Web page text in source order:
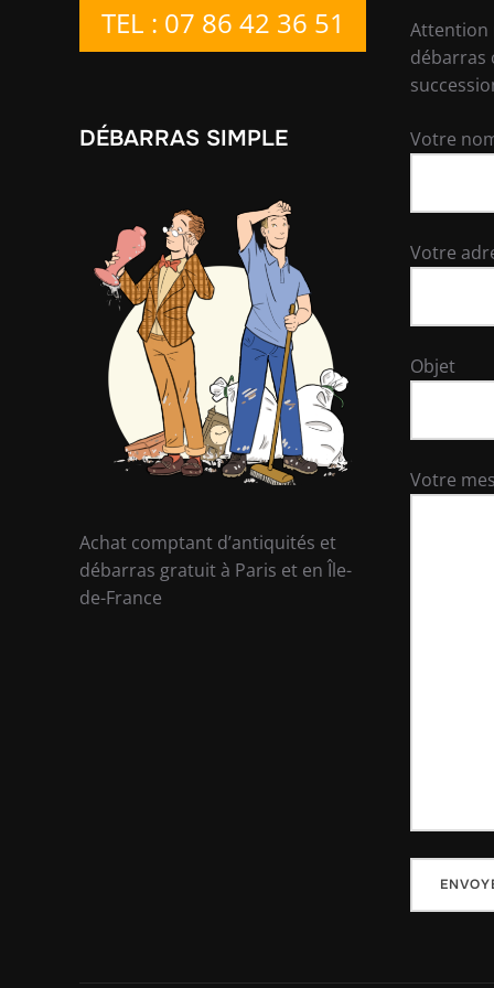
TEL : 07 86 42 36 51
DÉBARRAS SIMPLE
Achat comptant d’antiquités et
débarras gratuit à Paris et en Île-
de-France
Attention
débarras
Votre
Votre
Objet
Votre